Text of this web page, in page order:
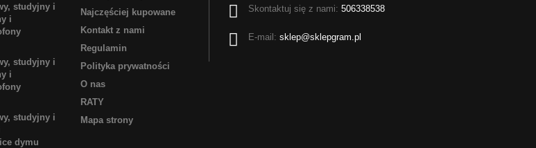
studyjny i
i
studyjny i
i
studyjny i
dymu
Najczęściej kupowane
Kontakt z nami
Regulamin
Polityka prywatności
O nas
RATY
Mapa strony
Skontaktuj się z nami: 506338538
E-mail: sklep@sklepgram.pl